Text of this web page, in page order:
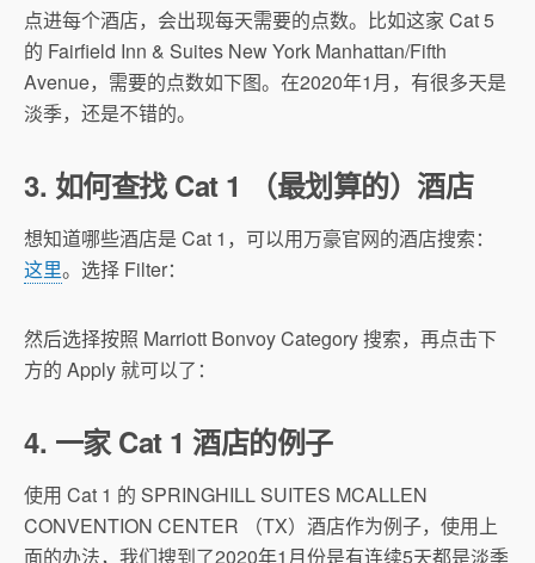
点进每个酒店，会出现每天需要的点数。比如这家 Cat 5
的 Fairfield Inn & Suites New York Manhattan/Fifth
Avenue，需要的点数如下图。在2020年1月，有很多天是
淡季，还是不错的。
3. 如何查找 Cat 1 （最划算的）酒店
想知道哪些酒店是 Cat 1，可以用万豪官网的酒店搜索：
这里。选择 Filter：
然后选择按照 Marriott Bonvoy Category 搜索，再点击下
方的 Apply 就可以了：
4. 一家 Cat 1 酒店的例子
使用 Cat 1 的 SPRINGHILL SUITES MCALLEN
CONVENTION CENTER （TX）酒店作为例子，使用上
面的办法，我们搜到了2020年1月份是有连续5天都是淡季